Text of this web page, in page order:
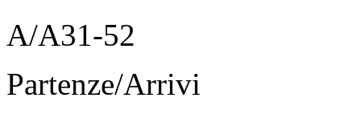
A/A31-52
Partenze/Arrivi